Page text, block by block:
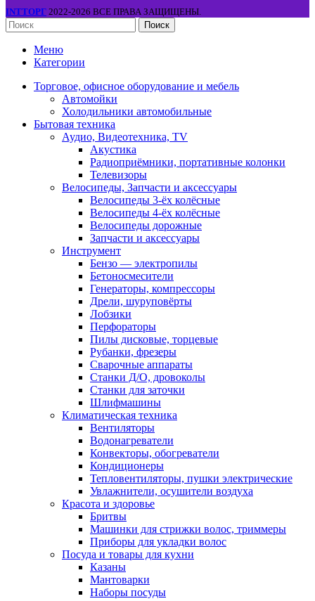
INTТОРГ 2022-2026 ВСЕ ПРАВА ЗАЩИЩЕНЫ.
Поиск
Меню
Категории
Торговое, офисное оборудование и мебель
Автомойки
Холодильники автомобильные
Бытовая техника
Аудио, Видеотехника, TV
Акустика
Радиоприёмники, портативные колонки
Телевизоры
Велосипеды, Запчасти и аксессуары
Велосипеды 3-ёх колёсные
Велосипеды 4-ёх колёсные
Велосипеды дорожные
Запчасти и аксессуары
Инструмент
Бензо — электропилы
Бетоносмесители
Генераторы, компрессоры
Дрели, шуруповёрты
Лобзики
Перфораторы
Пилы дисковые, торцевые
Рубанки, фрезеры
Сварочные аппараты
Станки Д/О, дровоколы
Станки для заточки
Шлифмашины
Климатическая техника
Вентиляторы
Водонагреватели
Конвекторы, обогреватели
Кондиционеры
Тепловентиляторы, пушки электрические
Увлажнители, осушители воздуха
Красота и здоровье
Бритвы
Машинки для стрижки волос, триммеры
Приборы для укладки волос
Посуда и товары для кухни
Казаны
Мантоварки
Наборы посуды